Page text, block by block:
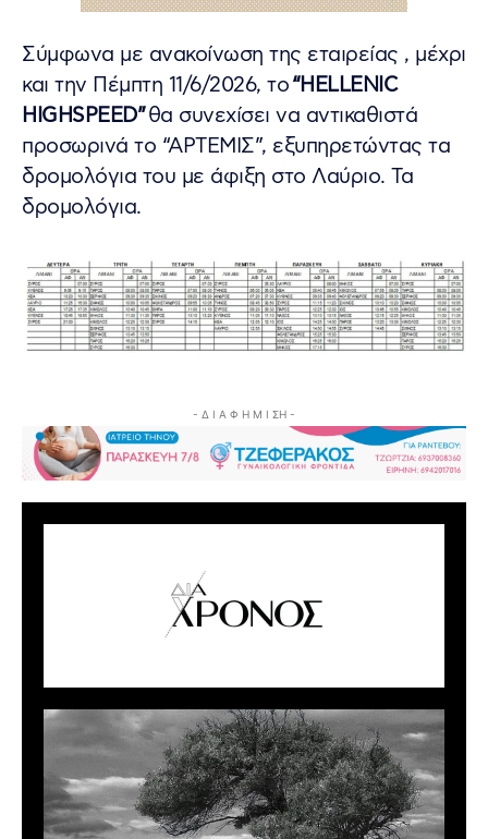
Σύμφωνα με ανακοίνωση της εταιρείας , μέχρι
και την Πέμπτη 11/6/2026, το“HELLENIC
HIGHSPEED”θα συνεχίσει να αντικαθιστά
προσωρινά το “ΑΡΤΕΜΙΣ”, εξυπηρετώντας τα
δρομολόγια του με άφιξη στο Λαύριο. Τα
δρομολόγια.
- Δ Ι Α Φ Η Μ Ι ΣΗ -